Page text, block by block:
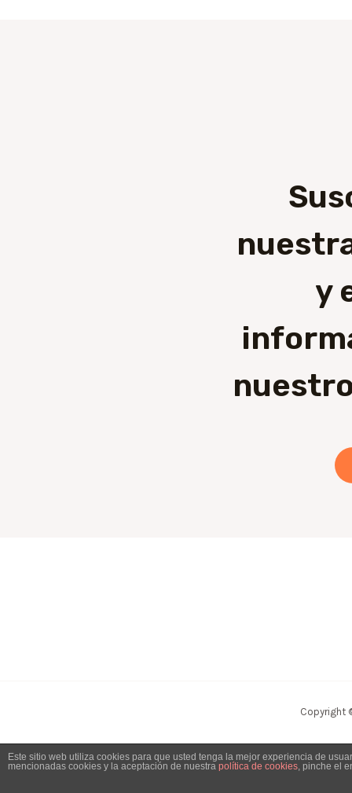
y
Copyright
Este sitio web utiliza cookies para que usted tenga la mejor experiencia de
mencionadas cookies y la aceptación de nuestra política de cookies , pinche el